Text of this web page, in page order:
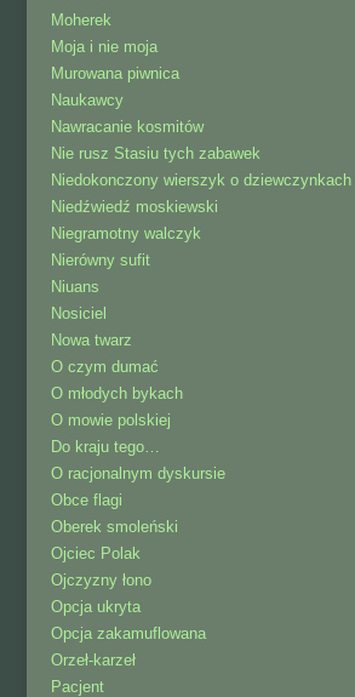
Moherek
Moja i nie moja
Murowana piwnica
Naukawcy
Nawracanie kosmitów
Nie rusz Stasiu tych zabawek
Niedokonczony wierszyk o
Niedźwiedź moskiewski
Niegramotny walczyk
Nierówny sufit
Niuans
Nosiciel
Nowa twarz
O czym dumać
O młodych bykach
O mowie polskiej
Do kraju tego…
O racjonalnym dyskursie
Obce flagi
Oberek smoleński
Ojciec Polak
Ojczyzny łono
Opcja ukryta
Opcja zakamuflowana
Orzeł-karzeł
Pacjent